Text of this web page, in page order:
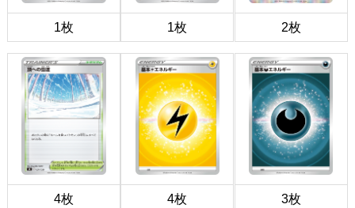
1枚 1枚 2枚
4枚 4枚 3枚